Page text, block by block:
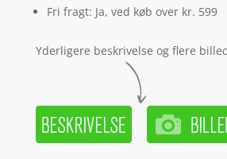
Fri fragt: Ja, ved køb over kr. 599
Yderligere beskrivelse og flere